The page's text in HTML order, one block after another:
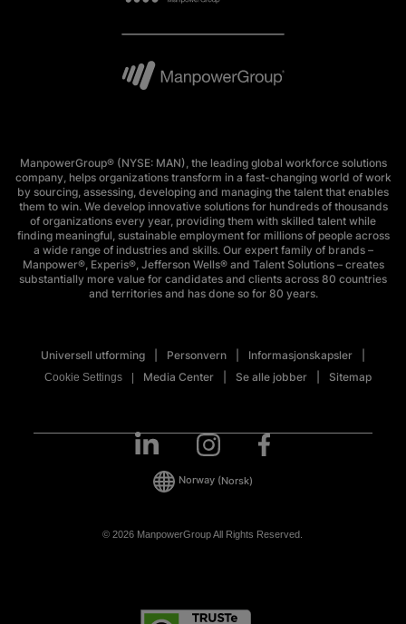
ManpowerGroup® (NYSE: MAN), the leading global workforce solutions
company, helps organizations transform in a fast-changing world of work
by sourcing, assessing, developing and managing the talent that enables
them to win. We develop innovative solutions for hundreds of thousands
of organizations every year, providing them with skilled talent while
finding meaningful, sustainable employment for millions of people across
a wide range of industries and skills. Our expert family of brands –
Manpower®, Experis®, Jefferson Wells® and Talent Solutions – creates
substantially more value for candidates and clients across 80 countries
and territories and has done so for 80 years.
Universell utforming Personvern Informasjonskapsler
Cookie Settings Media Center Se alle jobber Sitemap
© 2026 ManpowerGroup All Rights Reserved.
Norway (Norsk)